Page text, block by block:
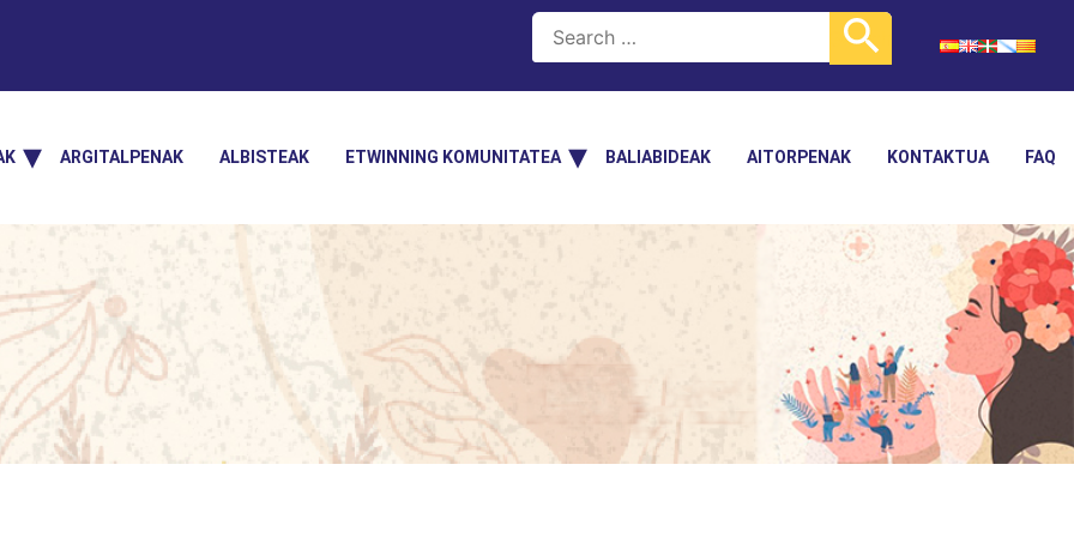
ARGITALPENAK ALBISTEAK ETWINNING KOMUNITATEA BALIABIDEAK AITORPENAK KONTAKTUA FAQ